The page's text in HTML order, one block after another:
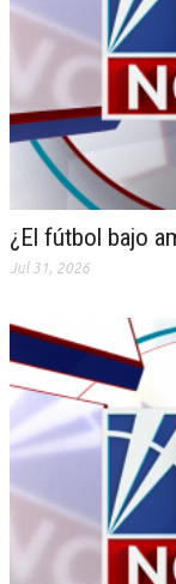
¿El fútbol bajo
Jul 31, 2026